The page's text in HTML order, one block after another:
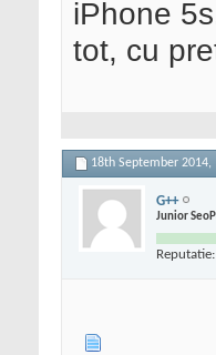
iPhone
tot, cu
18th September 2014,
G++
Junior
Reputatie: